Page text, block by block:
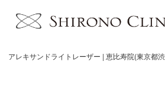
アレキサンドライトレーザー | 恵比寿院(東京都